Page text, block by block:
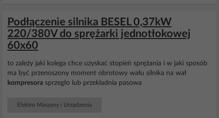
Podłączenie silnika BESEL 0,37kW
220/380V do sprężarki jednotłokowej
60x60
to zależy jaki kolega chce uzyskać stopień sprężania i w jaki sposób
ma być przenoszony moment obrotowy wału silnika na wał
kompresora sprzegło lub przekladnia pasowa
Elektro Maszyny i Urządzenia